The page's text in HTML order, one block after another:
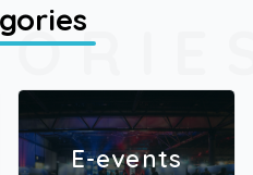
E-events